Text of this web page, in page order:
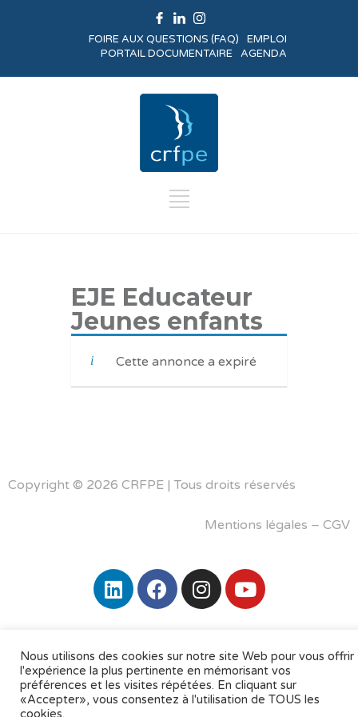
EMPLOI
FOIRE AUX QUESTIONS (FAQ)
AGENDA
PORTAIL DOCUMENTAIRE
EJE Educateur
Jeunes enfants
Cette annonce a expiré
Copyright © 2026 CRFPE | Tous droits réservés
Mentions légales – CGV
Nous utilisons des cookies sur notre site Web pour vous offrir
l'expérience la plus pertinente en mémorisant vos
préférences et les visites répétées. En cliquant sur
«Accepter», vous consentez à l'utilisation de TOUS les
cookies.